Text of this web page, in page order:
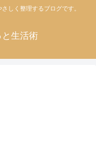
しく整理するブログです。
と生活術